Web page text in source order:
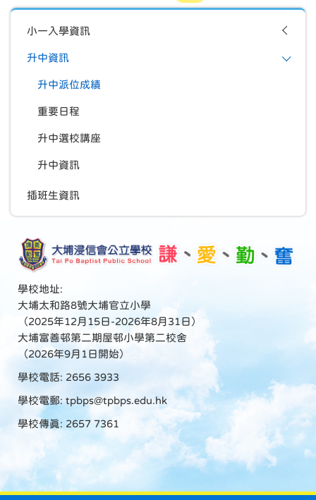
小一入學資訊
升中資訊
升中派位成績
重要日程
升中選校講座
升中資訊
插班生資訊
學校地址:
大埔太和路8號大埔官立小學
（2025年12月15日-2026年8月31日）
大埔富善邨第二期屋邨小學第二校舍
（2026年9月1日開始）
學校電話: 2656 3933
學校電郵: tpbps@tpbps.edu.hk
學校傳真: 2657 7361